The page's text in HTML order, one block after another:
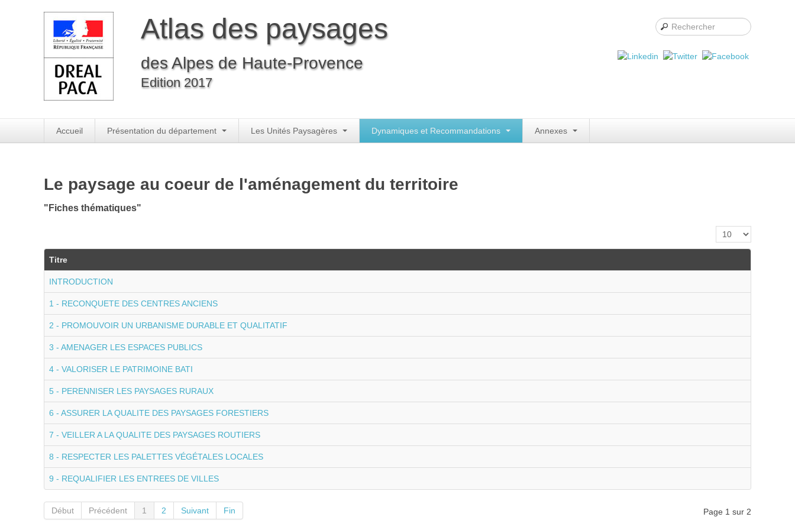
Atlas des paysages
des Alpes de Haute-Provence
Edition 2017
Accueil Présentation du département Les Unités Paysagères Dynamiques et Recommandations Annexes
Le paysage au coeur de l'aménagement du territoire
"Fiches thématiques"
Affichage #
Titre
INTRODUCTION
1 - RECONQUETE DES CENTRES ANCIENS
2 - PROMOUVOIR UN URBANISME DURABLE ET QUALITATIF
3 - AMENAGER LES ESPACES PUBLICS
4 - VALORISER LE PATRIMOINE BATI
5 - PERENNISER LES PAYSAGES RURAUX
6 - ASSURER LA QUALITE DES PAYSAGES FORESTIERS
7 - VEILLER A LA QUALITE DES PAYSAGES ROUTIERS
8 - RESPECTER LES PALETTES VÉGÉTALES LOCALES
9 - REQUALIFIER LES ENTREES DE VILLES
Page 1 sur 2
Début Précédent 1 2 Suivant Fin